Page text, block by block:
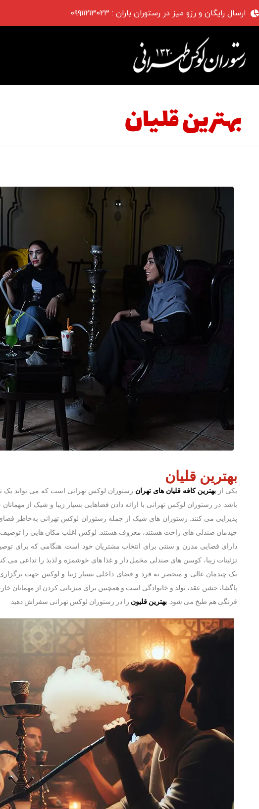
ارسال رایگان و رزو میز در رستوران باران : ۰۹۹۱۱۲۱۳۰۲۳
بهترین قلیان
بهترین قلیان
یکی از بهترین کافه قلیان های تهران رستوران لوکس تهرانی است که می تواند یک
باشد. در رستوران لوکس تهرانی با ارائه دادن فضاهایی بسیار زیبا و شیک از
پذیرایی می کنند. رستوران ‌های شیک از جمله رستوران لوکس تهرانی به‌خاطر
چیدمان صندلی ‌های راحت هستند، معروف هستند. لوکس اغلب مکان هایی را توصیف
دارای فضایی مدرن و سنتی برای انتخاب مشتریان خود است. هنگامی که برای
تزئینات زیبا، کوسن های صندلی مخمل دار و غذا های خوشمزه و لذیذ را تداعی می
یک چیدمان عالی و منحصر به فرد و فضای داخلی بسیار زیبا و لوکس جهت
پاگشا، جشن عقد، تولد و خانوادگی است و همچنین برای میزبانی کردن از مهمانان
فرنگی هم طبخ می شود. بهترین قلیون را در رستوران لوکس تهرانی سفراش دهید.